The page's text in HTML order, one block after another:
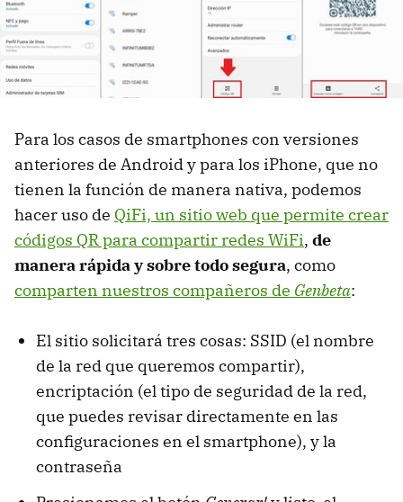
Para los casos de smartphones con versiones
anteriores de Android y para los iPhone, que no
tienen la función de manera nativa, podemos
hacer uso de QiFi, un sitio web que permite crear
códigos QR para compartir redes WiFi, de
manera rápida y sobre todo segura, como
comparten nuestros compañeros de Genbeta:
El sitio solicitará tres cosas: SSID (el nombre
de la red que queremos compartir),
encriptación (el tipo de seguridad de la red,
que puedes revisar directamente en las
configuraciones en el smartphone), y la
contraseña